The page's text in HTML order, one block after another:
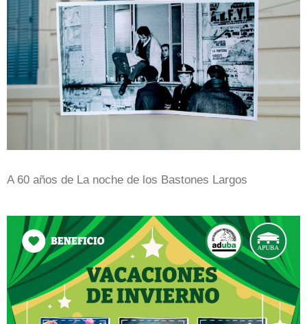
A 60 años de La noche de los Bastones Largos